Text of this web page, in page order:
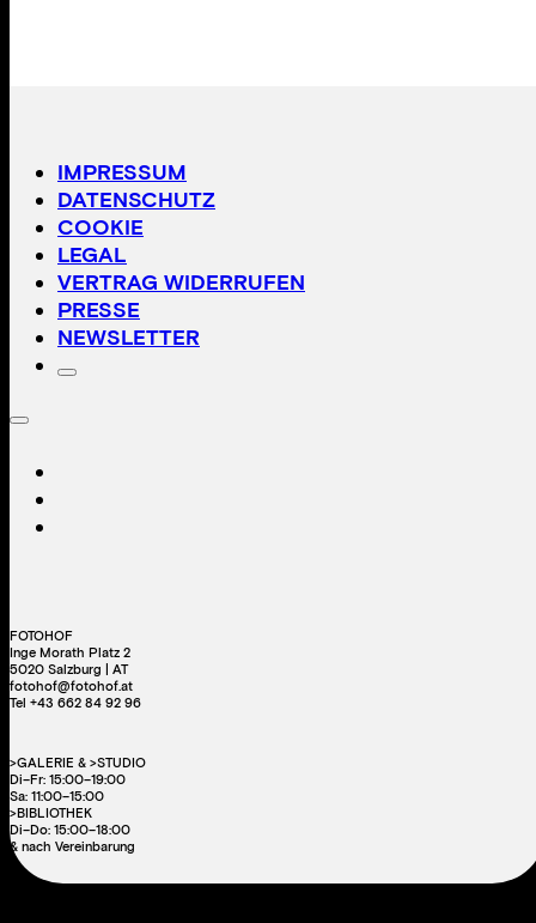
IMPRESSUM
DATENSCHUTZ
COOKIE
LEGAL
VERTRAG WIDERRUFEN
PRESSE
NEWSLETTER
FOTOHOF
Inge Morath Platz 2
5020 Salzburg | AT
fotohof@fotohof.at
Tel +43 662 84 92 96
>GALERIE & >STUDIO
Di–Fr: 15:00–19:00
Sa: 11:00–15:00
>BIBLIOTHEK
Di–Do: 15:00–18:00
& nach Vereinbarung